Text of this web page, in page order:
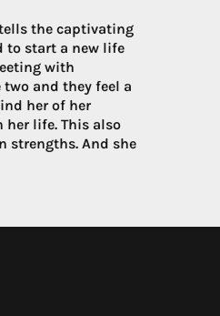
the captivating
to start a new life
with
and they feel a
her of her
her life. This also
strengths. And she